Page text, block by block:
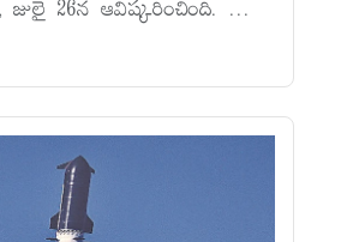
జులై 26న ఆవిష్కరించింది. ...